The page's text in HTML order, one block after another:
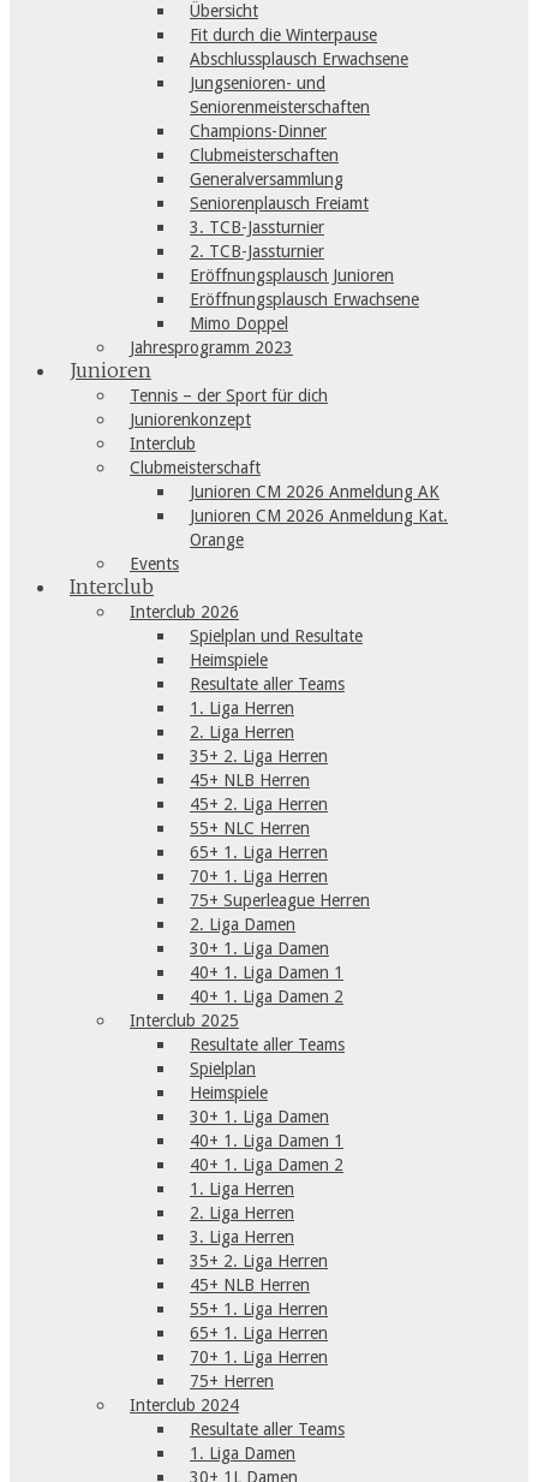
Übersicht
Fit durch die Winterpause
Abschlussplausch Erwachsene
Jungsenioren- und
Seniorenmeisterschaften
Champions-Dinner
Clubmeisterschaften
Generalversammlung
Seniorenplausch Freiamt
3. TCB-Jassturnier
2. TCB-Jassturnier
Eröffnungsplausch Junioren
Eröffnungsplausch Erwachsene
Mimo Doppel
Jahresprogramm 2023
Junioren
Tennis – der Sport für dich
Juniorenkonzept
Interclub
Clubmeisterschaft
Junioren CM 2026 Anmeldung AK
Junioren CM 2026 Anmeldung Kat.
Orange
Events
Interclub
Interclub 2026
Spielplan und Resultate
Heimspiele
Resultate aller Teams
1. Liga Herren
2. Liga Herren
35+ 2. Liga Herren
45+ NLB Herren
45+ 2. Liga Herren
55+ NLC Herren
65+ 1. Liga Herren
70+ 1. Liga Herren
75+ Superleague Herren
2. Liga Damen
30+ 1. Liga Damen
40+ 1. Liga Damen 1
40+ 1. Liga Damen 2
Interclub 2025
Resultate aller Teams
Spielplan
Heimspiele
30+ 1. Liga Damen
40+ 1. Liga Damen 1
40+ 1. Liga Damen 2
1. Liga Herren
2. Liga Herren
3. Liga Herren
35+ 2. Liga Herren
45+ NLB Herren
55+ 1. Liga Herren
65+ 1. Liga Herren
70+ 1. Liga Herren
75+ Herren
Interclub 2024
Resultate aller Teams
1. Liga Damen
30+ 1L Damen